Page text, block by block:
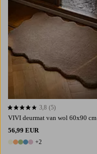
VIVI deurmat van wol 60x90 cm
56,99 EUR
7 kleuren
+2
3,8 op basis van 5 beoordelingen
3,8 (5)